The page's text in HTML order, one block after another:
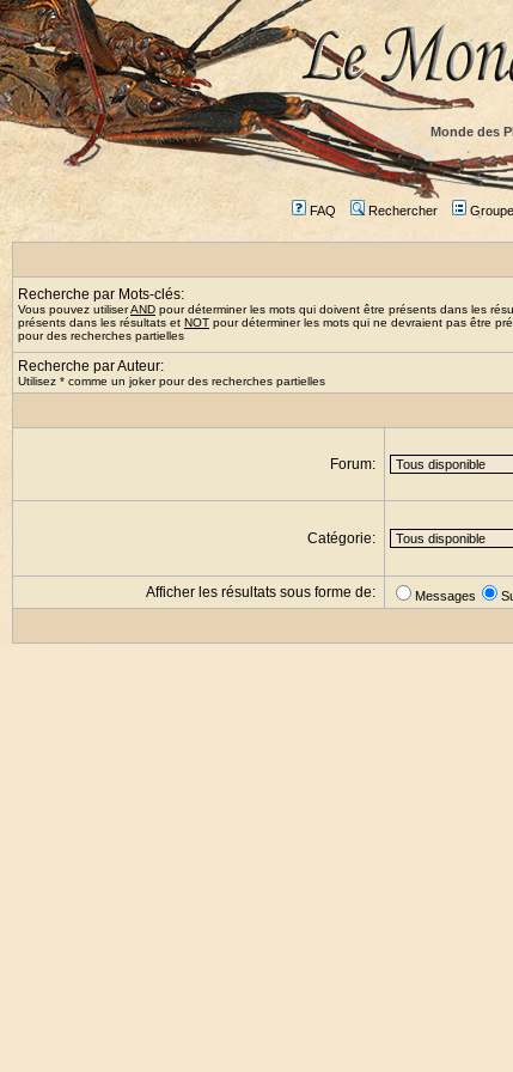
Monde des
FAQ Rechercher
Recherche par Mots-clés:
Vous pouvez utiliserAND pour déterminer les mots qui doivent être présents dans les
présents dans les résultats et NOT pour déterminer les mots qui ne devraient pas être
pour des recherches partielles
Recherche par Auteur:
Utilisez * comme un joker pour des recherches partielles
Forum:
Catégorie:
Afficher les résultats sous forme de: Messages